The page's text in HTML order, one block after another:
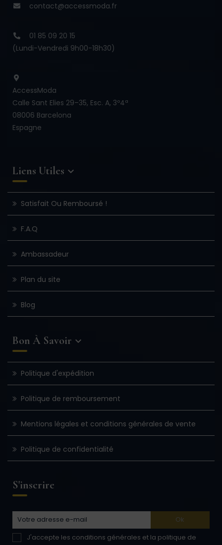
contact@accessmoda.fr
01 85 09 20 15
(Lundi-Vendredi 9h00-18h30)
AccessModa
Calle Sant Elies 29–35, Esc. A, 3º4ª
08006 Barcelona
Espagne
Liens Utiles 
Satisfait Ou Remboursé !
F.A.Q
Ambassadeur
Plan du site
Blog
Bon À Savoir 
Politique d'expédition
Politique de remboursement
Mentions légales et conditions générales de vente
Politique de confidentialité
S'inscrire
J'accepte les conditions générales et la politique de